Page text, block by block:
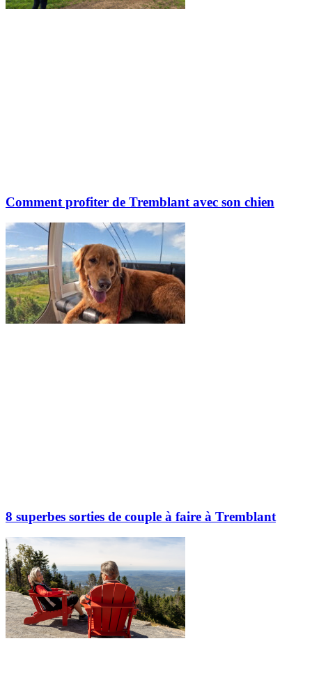
Comment profiter de Tremblant avec son chien
8 superbes sorties de couple à faire à Tremblant